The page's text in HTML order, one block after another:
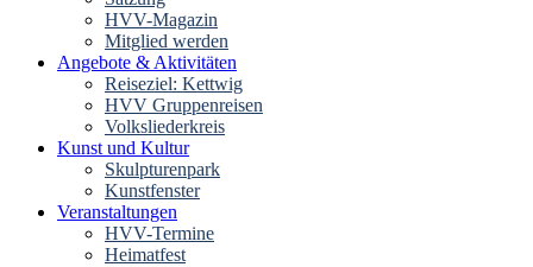
HVV-Magazin
Mitglied werden
Angebote & Aktivitäten
Reiseziel: Kettwig
HVV Gruppenreisen
Volksliederkreis
Kunst und Kultur
Skulpturenpark
Kunstfenster
Veranstaltungen
HVV-Termine
Heimatfest